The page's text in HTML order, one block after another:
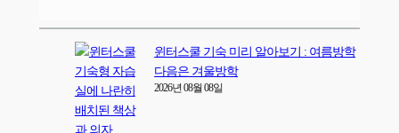
윈터스쿨 기숙 미리 알아보기 : 여름방학
다음은 겨울방학
2026년 08월 08일